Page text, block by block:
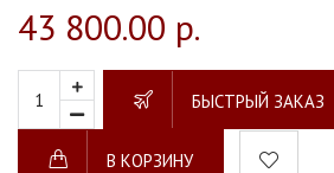
43 800.00 р.
БЫСТРЫЙ ЗАКАЗ
В КОРЗИНУ